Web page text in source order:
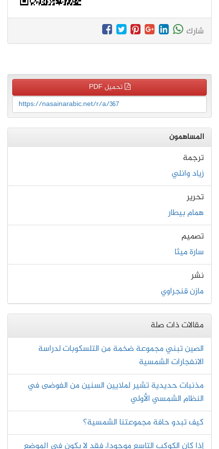
شارك
تحميل PDF
https://nasainarabic.net/r/a/367
المساهمون
ترجمة
زياد وانلي
تحرير
همام بيطار
تصميم
سارة ميثا
نشر
مازن قنجراوي
مقالات ذات صلة
الصين تبني مجموعة ضخمة من التلسكوبات لدراسة
الانفجارات الشمسية
مذنبات حديدية تشير لملايين السنين من الفوضى في
النظام الشمسي الأولي
كيف تبدو حافة مجموعتنا الشمسية؟
إذا كان الكوكب التاسع موجودا، فقد لا يكون في الموضع